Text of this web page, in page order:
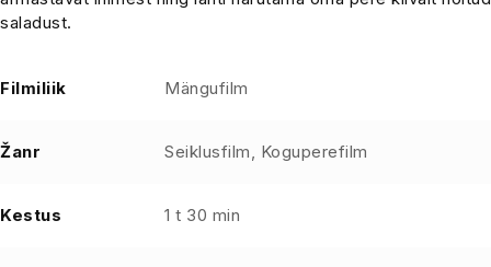
saladust.
Filmiliik Mängufilm
Žanr Seiklusfilm, Koguperefilm
Kestus 1 t 30 min